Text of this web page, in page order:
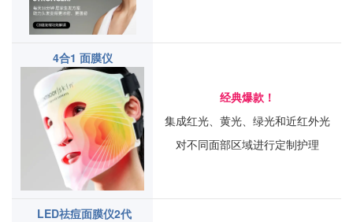
4合1 面膜仪
经典爆款！
集成红光、黄光、绿光和近红外光
对不同面部区域进行定制护理
LED祛痘面膜仪2代